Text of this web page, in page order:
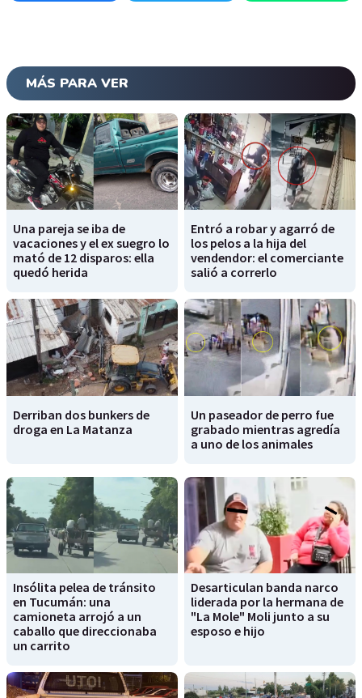
MÁS PARA VER
Una pareja se iba de
vacaciones y el ex suegro lo
mató de 12 disparos: ella
quedó herida
Entró a robar y agarró de
los pelos a la hija del
vendendor: el comerciante
salió a correrlo
Derriban dos bunkers de
droga en La Matanza
Un paseador de perro fue
grabado mientras agredía
a uno de los animales
Insólita pelea de tránsito
en Tucumán: una
camioneta arrojó a un
caballo que direccionaba
un carrito
Desarticulan banda narco
liderada por la hermana de
"La Mole" Moli junto a su
esposo e hijo